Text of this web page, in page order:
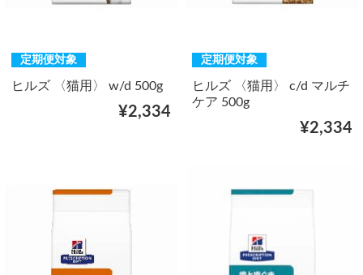
定期便対象
ヒルズ 〈猫用〉 w/d 500g
¥2,334
定期便対象
ヒルズ 〈猫用〉 c/d マルチ
ケア 500g
¥2,334